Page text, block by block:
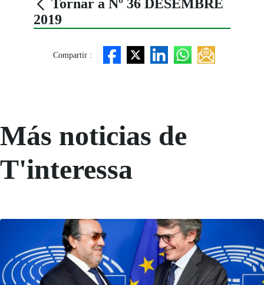
Tornar a Nº 36 DESEMBRE
2019
Compartir :
Más noticias de
T'interessa